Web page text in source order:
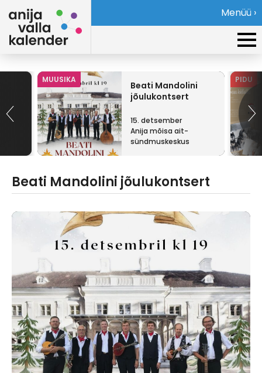
Menüü ›
MUUSIKA
Beati Mandolini
jõulukontsert
15. detsember
Anija mõisa ait-
sündmuskeskus
PIDU
Beati Mandolini jõulukontsert